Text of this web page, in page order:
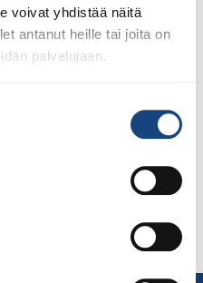
voivat yhdistää näitä
antanut heille tai joita on
palvelujaan.Lue Teemu
Ote Teemun
ajan siirretty
sukupolvelta
joiden
[…]